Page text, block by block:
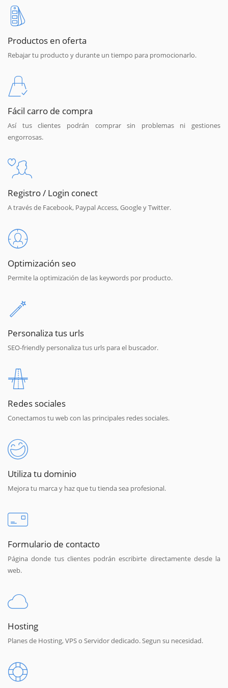
Productos en oferta
Rebajar tu producto y durante un tiempo para promocionarlo.
Fácil carro de compra
Así tus clientes podrán comprar sin problemas ni gestiones
engorrosas.
Registro / Login conect
A través de Facebook, Paypal Access, Google y Twitter.
Optimización seo
Permite la optimización de las keywords por producto.
Personaliza tus urls
SEO-friendly personaliza tus urls para el buscador.
Redes sociales
Conectamos tu web con las principales redes sociales.
Utiliza tu dominio
Mejora tu marca y haz que tu tienda sea profesional.
Formulario de contacto
Página donde tus clientes podrán escribirte directamente desde la
web.
Hosting
Planes de Hosting, VPS o Servidor dedicado. Segun su necesidad.